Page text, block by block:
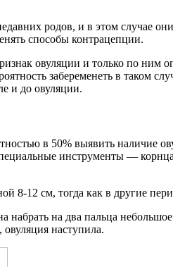
родов, и в этом случае
способы контрацепции.
овуляции и только по ним
забеременеть в таком
и до овуляции.
в 50% выявить наличие
инструменты —
8-12 см, тогда как в другие
на два пальца
наступила.